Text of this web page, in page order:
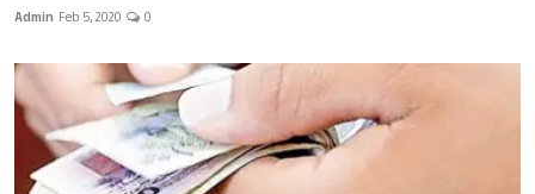
Admin Feb 5, 2020 0